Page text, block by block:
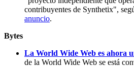
contribuyentes de Synthetix",
anuncio.
Bytes
La World Wide Web es ahora
de la World Wide Web se está